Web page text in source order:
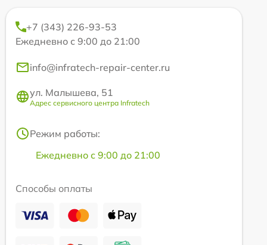
+7 (343) 226-93-53
Ежедневно с 9:00 до 21:00
info@infratech-repair-center.ru
ул. Малышева, 51
Адрес сервисного центра Infratech
Режим работы:
Ежедневно с 9:00 до 21:00
Способы оплаты